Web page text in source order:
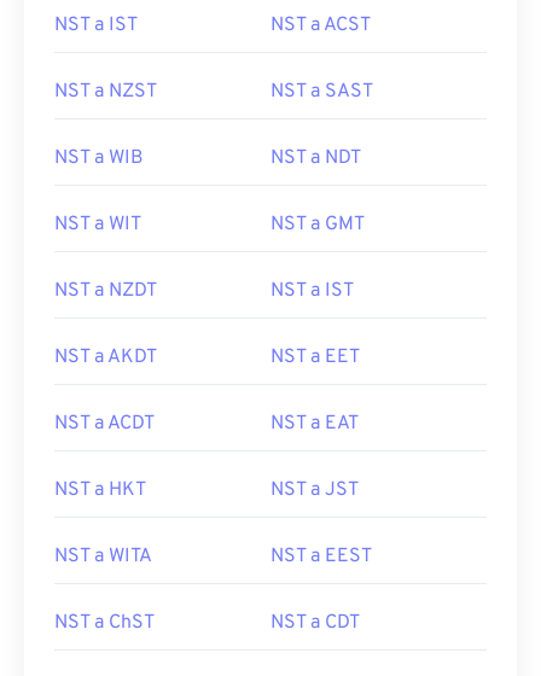
NST a IST NST a ACST
NST a NZST NST a SAST
NST a WIB NST a NDT
NST a WIT NST a GMT
NST a NZDT NST a IST
NST a AKDT NST a EET
NST a ACDT NST a EAT
NST a HKT NST a JST
NST a WITA NST a EEST
NST a ChST NST a CDT